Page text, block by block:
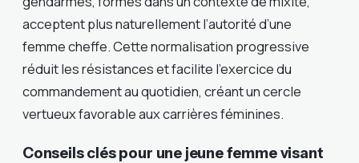
acceptent plus naturellement l’autorité d’une
femme cheffe. Cette normalisation progressive
réduit les résistances et facilite l’exercice du
commandement au quotidien, créant un cercle
vertueux favorable aux carrières féminines.
Conseils clés pour une jeune femme visant